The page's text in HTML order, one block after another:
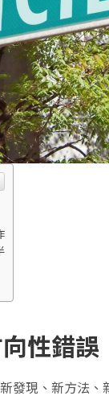
性錯誤
發現、新方法